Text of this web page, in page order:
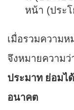
หน้า (ประ
เมื่อรวมความ
จึงหมายความว่
ประมาท ย่อม
อนาคต